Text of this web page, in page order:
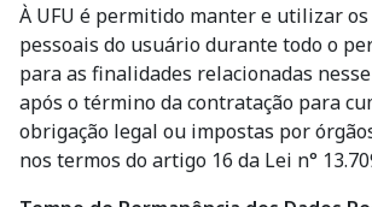
À UFU é permitido manter e utilizar os
pessoais do usuário durante todo o
para as finalidades relacionadas
após o término da contratação para
obrigação legal ou impostas por
nos termos do artigo 16 da Lei n°